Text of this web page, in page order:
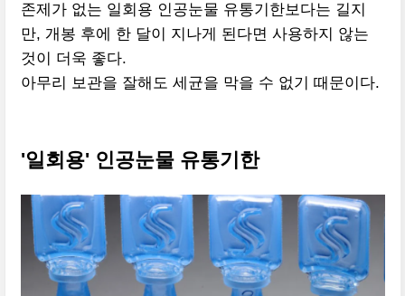
존제가 없는 일회용 인공눈물 유통기한보다는 길지
만, 개봉 후에 한 달이 지나게 된다면 사용하지 않는
것이 더욱 좋다.
아무리 보관을 잘해도 세균을 막을 수 없기 때문이다.
'일회용' 인공눈물 유통기한